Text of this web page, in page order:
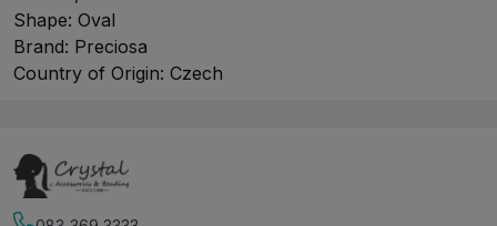
Shape: Oval
Brand: Preciosa
Country of Origin: Czech